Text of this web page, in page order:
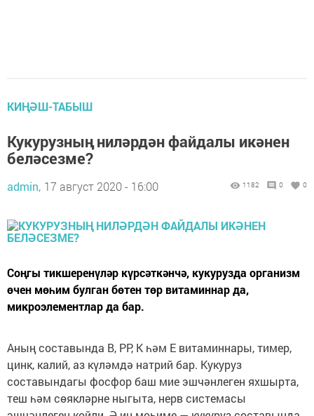
КИҢӘШ-ТАБЫШ
Кукурузның ниләрдән файдалы икәнен
беләсезме?
admin, 17 август 2020 - 16:00 1182 0 0
Соңгы тикшеренүләр күрсәткәнчә, кукурузда организм
өчен мөһим булган бөтен төр витаминнар да,
микроэлементлар да бар.
Аның составында В, РР, К һәм Е витаминнары, тимер,
цинк, калий, аз күләмдә натрий бар. Кукуруз
составындагы фосфор баш мие эшчәнлеген яхшырта,
теш һәм сөякләрне ныгыта, нерв системасы